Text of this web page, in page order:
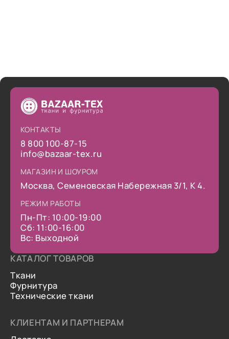
КОНТАКТЫ
8 800 100-87-15
info@bazaar-tex.ru
МАГАЗИН И ШОУРОМ
Москва, Семеновская Набережная 3/1, К 4.
РЕЖИМ РАБОТЫ
Пн-Пт: 10:00-19:00
Сб: 11:00-16:00
Вс: Выходной
КАТАЛОГ ТОВАРОВ
Ткани
Фурнитура
Технические ткани
КЛИЕНТАМ И ПАРТНЕРАМ